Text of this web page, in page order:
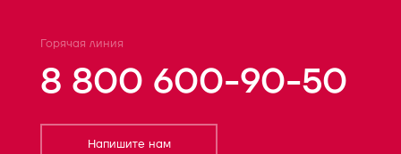
Горячая линия
8 800 600-90-50
Напишите нам